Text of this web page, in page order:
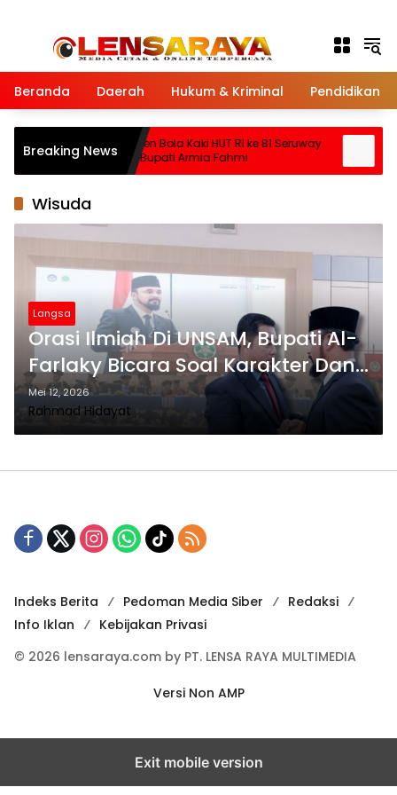
Beranda Daerah Hukum & Kriminal Pendidikan
Breaking NewsTurnamen Bola Kaki HUT RI ke 81 Seruway
Dibuka Bupati Armia Fahmi
Wisuda
Langsa
Orasi Ilmiah Di UNSAM, Bupati Al-
Farlaky Bicara Soal Karakter Dan
Mental Tangguh
Mei 12, 2026
Rahmad Hidayat
Indeks Berita Pedoman Media Siber
Redaksi
Info Iklan
Kebijakan Privasi
© 2026 lensaraya.com by PT. LENSA RAYA MULTIMEDIA
Versi Non AMP
Exit mobile version